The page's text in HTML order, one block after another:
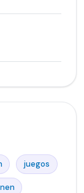
juegos